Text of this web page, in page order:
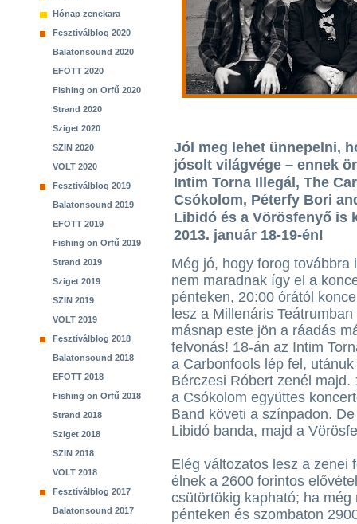
Hónap zenekara
Fesztiválblog 2020
Balatonsound 2020
EFOTT 2020
Fishing on Orfű 2020
Strand 2020
Sziget 2020
SZIN 2020
VOLT 2020
Fesztiválblog 2019
Balatonsound 2019
EFOTT 2019
Fishing on Orfű 2019
Strand 2019
Sziget 2019
SZIN 2019
VOLT 2019
Fesztiválblog 2018
Balatonsound 2018
EFOTT 2018
Fishing on Orfű 2018
Strand 2018
Sziget 2018
SZIN 2018
VOLT 2018
Fesztiválblog 2017
Balatonsound 2017
Jól meg lehet ünnepelni,
jósolt világvége – ennek
Intim Torna Illegál, The
Csókolom, Péterfy Bori
Libidó és a Vörösfenyő is
2013. január 18-19-én!
Még jó, hogy forog továbbra
nem maradnak így el a
pénteken, 20:00 órától
lesz a Millenáris Teátrumban
másnap este jön a ráadás
felvonás! 18-án az Intim
a Carbonfools lép fel,
Bérczesi Róbert zenél majd.
a Csókolom együttes
Band követi a színpadon.
Libidó banda, majd a
Elég változatos lesz a zenei
élnek a 2600 forintos
csütörtökig kapható; ha
pénteken és szombaton